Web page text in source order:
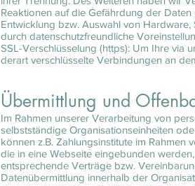
Reaktionen auf die Gefährdung der
Entwicklung bzw. Auswahl von
durch datenschutzfreundliche
SSL-Verschlüsselung (https): Um Ihre via
derart verschlüsselte Verbindungen an
Übermittlung und
Im Rahmen unserer Verarbeitung von
selbstständige Organisationseinheiten
können z.B. Zahlungsinstitute im
die in eine Webseite eingebunden
entsprechende Verträge bzw.
Datenübermittlung innerhalb der